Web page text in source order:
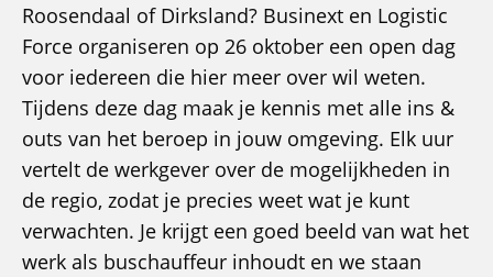
Roosendaal of Dirksland? Businext en Logistic
Force organiseren op 26 oktober een open dag
voor iedereen die hier meer over wil weten.
Tijdens deze dag maak je kennis met alle ins &
outs van het beroep in jouw omgeving. Elk uur
vertelt de werkgever over de mogelijkheden in
de regio, zodat je precies weet wat je kunt
verwachten. Je krijgt een goed beeld van wat het
werk als buschauffeur inhoudt en we staan